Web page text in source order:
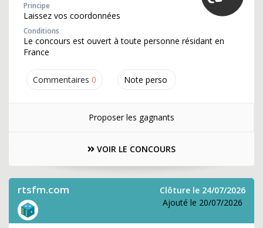
Commentaires 0 Note perso
Principe
Laissez vos coordonnées
Conditions
Le concours est ouvert à toute personne résidant en
France
Proposer les gagnants
VOIR LE CONCOURS
rtsfm.com
Clôture le 24/07/2026
Ajouté le 20/07/2026